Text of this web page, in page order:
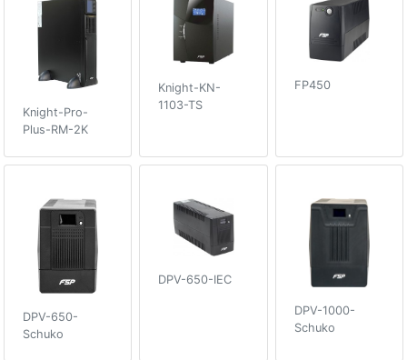
Knight-Pro-
Plus-RM-2K
Knight-KN-
1103-TS
FP450
DPV-650-
Schuko
DPV-650-IEC
DPV-1000-
Schuko